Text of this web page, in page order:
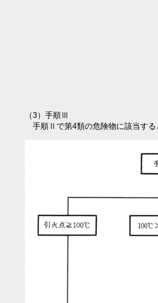
（3）手順Ⅲ
手順Ⅱで第4類の危険物に該当する